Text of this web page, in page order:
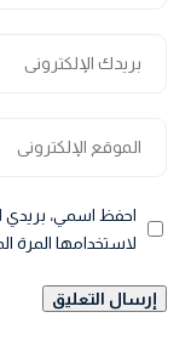
احفظ اسمي، بريدي
لاستخدامها المرة